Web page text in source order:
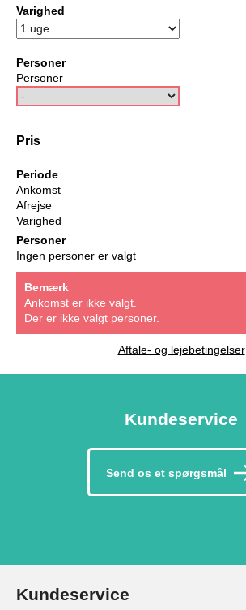
Varighed
Personer
Personer
Pris
Periode
Ankomst
Afrejse
Varighed
Personer
Ingen personer er valgt
Bemærk
Ankomst er ikke valgt.
Der er ikke valgt personer.
Aftale- og lejebetingelser
Kundeservice
Send os et spørgsmål
Kundeservice